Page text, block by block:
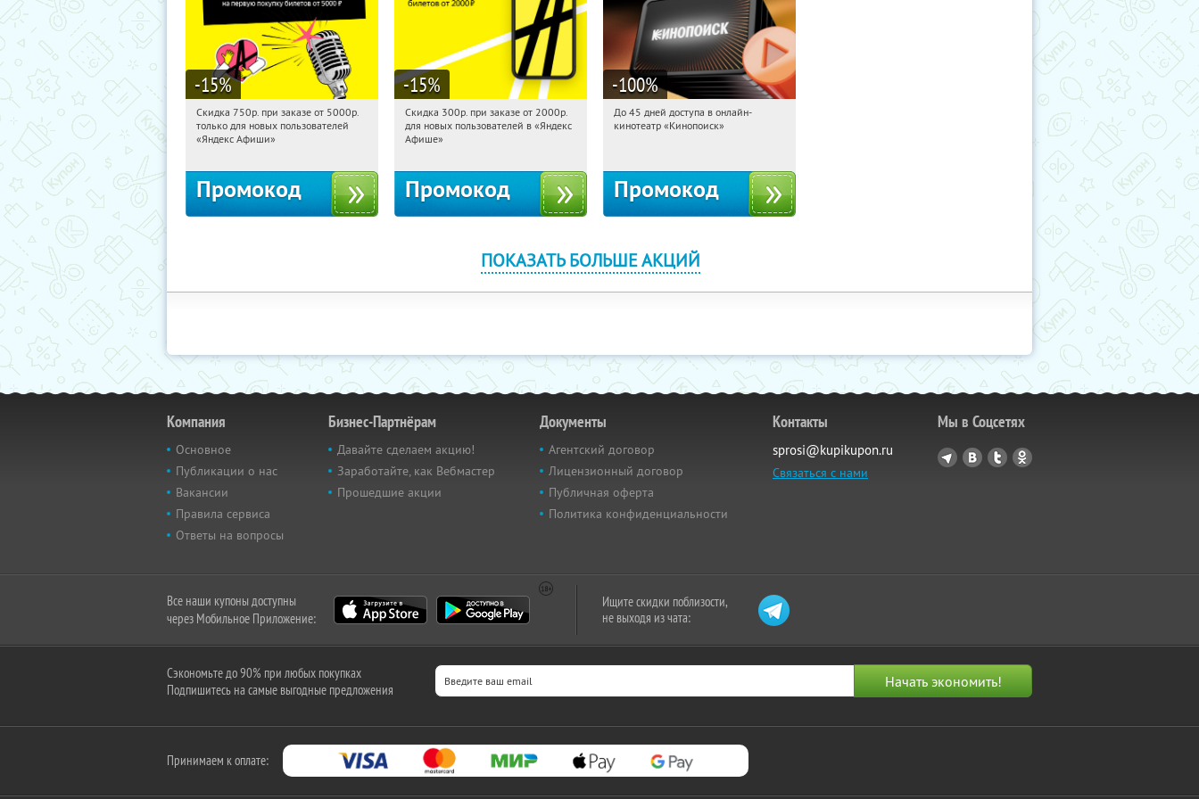
-15%
06:21:30 Получили:114
Россия
Скидка 750р. при заказе от 5000р.
только для новых пользователей
«Яндекс Афиши»
Промокод
-15%
06:21:30 Получили:65
Россия
Скидка 300р. при заказе от 2000р.
для новых пользователей в «Яндекс
Афише»
Промокод
-100%
06:21:30 Получили:
До 45 дней доступа в онлайн-
кинотеатр «Кинопоиск»
Промокод
ПОКАЗАТЬ БОЛЬШЕ АКЦИЙ
Компания
Основное
Публикации о нас
Вакансии
Правила сервиса
Ответы на вопросы
Бизнес-Партнёрам
Давайте сделаем акцию!
Заработайте, как Вебмастер
Прошедшие акции
Документы
Агентский договор
Лицензионный договор
Публичная оферта
Политика конфиденциальности
Контакты
sprosi@kupikupon.ru
Связаться с нами
Мы в Соцсетях
Все наши купоны доступны
через Мобильное Приложение:
Ищите скидки поблизости,
не выходя из чата:
Сэкономьте до 90% при любых покупках
Подпишитесь на самые выгодные предложения
Принимаем к оплате: